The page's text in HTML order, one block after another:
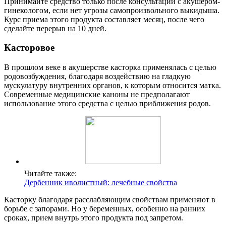
гинекологом, если нет угрозы самопроизвольного выкидыша.
Курс приема этого продукта составляет месяц, после чего
сделайте перерыв на 10 дней.
Касторовое
В прошлом веке в акушерстве касторка применялась с целью
родовозбуждения, благодаря воздействию на гладкую
мускулатуру внутренних органов, к которым относится матка.
Современные медицинские каноны не предполагают
использование этого средства с целью приближения родов.
Читайте также:
Дербенник иволистный: лечебные свойства
Касторку благодаря расслабляющим свойствам применяют в
борьбе с запорами. Но у беременных, особенно на ранних
сроках, прием внутрь этого продукта под запретом.